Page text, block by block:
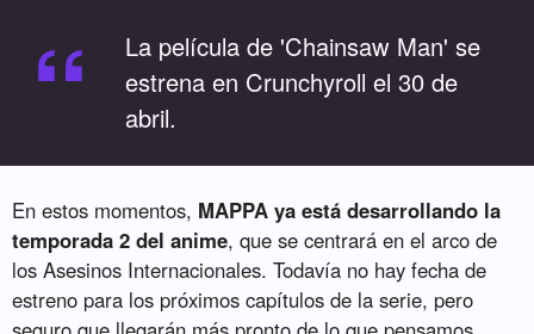
“
La película de 'Chainsaw Man' se
estrena en Crunchyroll el 30 de
abril.
En estos momentos, MAPPA ya está desarrollando la
temporada 2 del anime, que se centrará en el arco de
los Asesinos Internacionales. Todavía no hay fecha de
estreno para los próximos capítulos de la serie, pero